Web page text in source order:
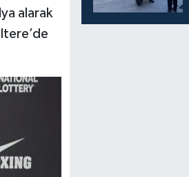
alarak